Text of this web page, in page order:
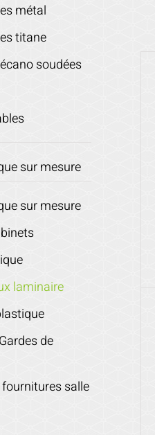
métal
titane
soudées
sur mesure
sur mesure
laminaire
de
salle